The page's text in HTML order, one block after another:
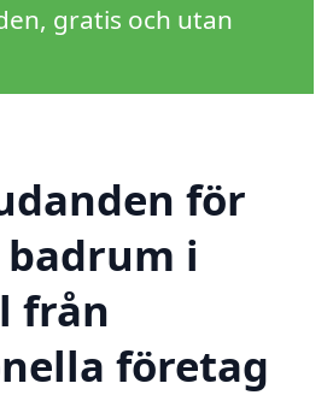
gratis och utan
för
i
från
företag